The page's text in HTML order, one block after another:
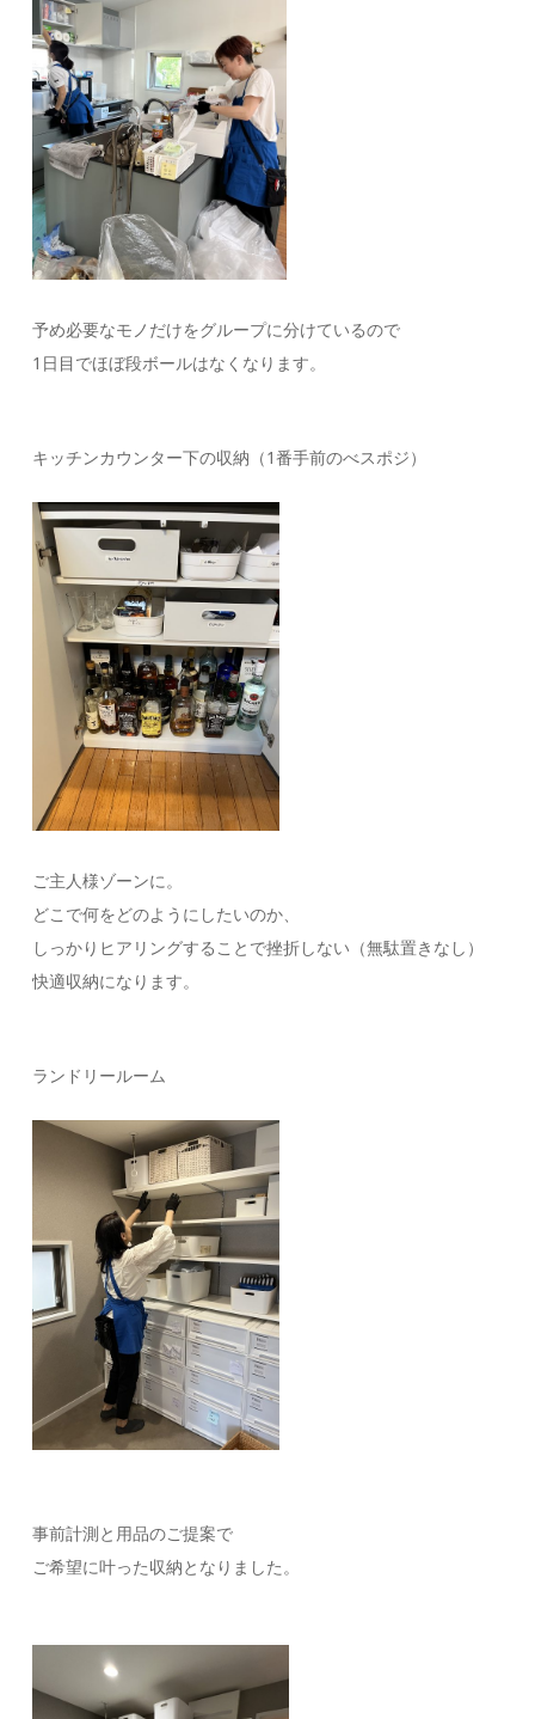
予め必要なモノだけをグループに分けているので
1日目でほぼ段ボールはなくなります。
キッチンカウンター下の収納（1番手前のべスポジ）
ご主人様ゾーンに。
どこで何をどのようにしたいのか、
しっかりヒアリングすることで挫折しない（無駄置きなし）
快適収納になります。
ランドリールーム
事前計測と用品のご提案で
ご希望に叶った収納となりました。